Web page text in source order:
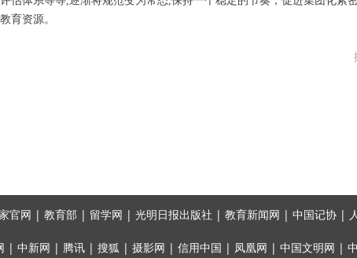
育资源。
官网 | 教育部 | 留学网 | 光明日报出版社 | 教育新闻网 | 中国记协
| 腾讯 | 搜狐 | 摄影网 | 信用中国 | 凤凰网 | 中国文明网 | 中